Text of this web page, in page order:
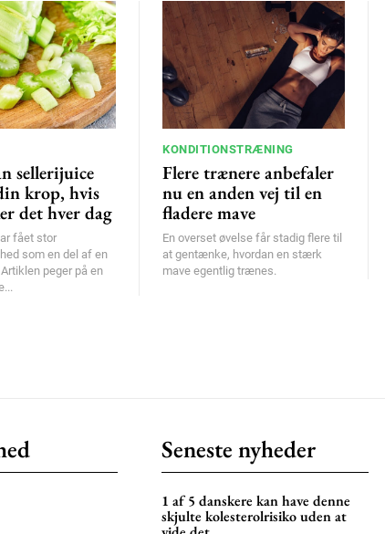
sellerijuice
krop, hvis
det hver dag
fået stor
som en del af en
peger på en
KONDITIONSTRÆNING
Flere trænere anbefaler
nu en anden vej til en
fladere mave
En overset øvelse får stadig flere til
at gentænke, hvordan en stærk
mave egentlig trænes.
Seneste nyheder
1 af 5 danskere kan have denne
skjulte kolesterolrisiko uden at